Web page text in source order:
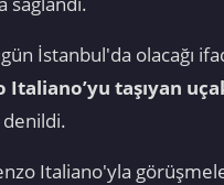
İstanbul'da olacağı
taşıyan
denildi.
Italiano'yla